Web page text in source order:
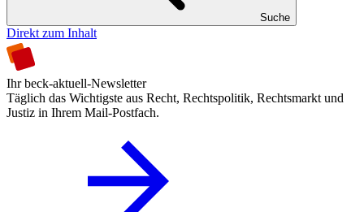
Suche
Direkt zum Inhalt
Ihr beck-aktuell-Newsletter
Täglich das Wichtigste aus Recht, Rechtspolitik, Rechtsmarkt und
Justiz in Ihrem Mail-Postfach.